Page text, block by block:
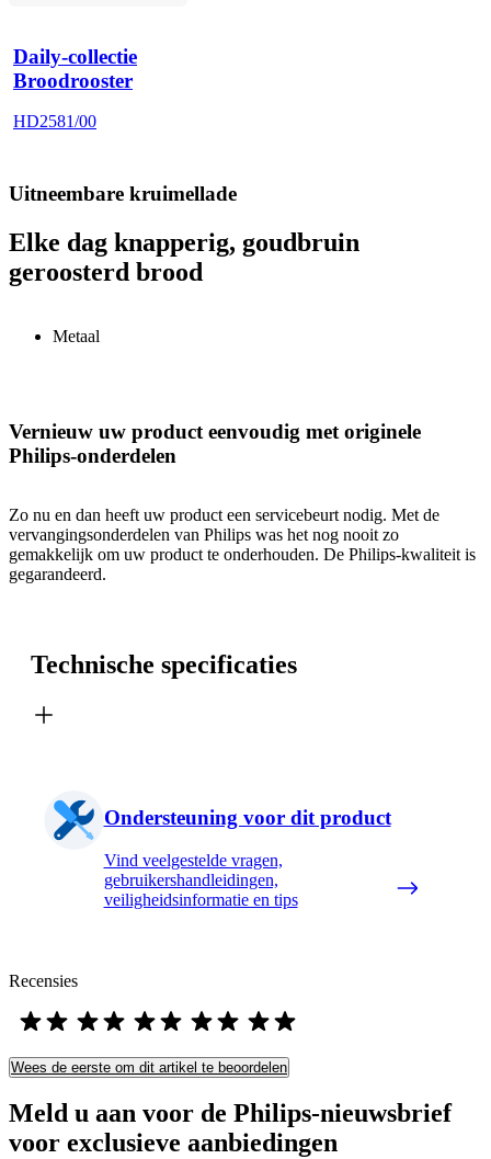
Daily-collectie
Broodrooster
HD2581/00
Uitneembare kruimellade
Elke dag knapperig, goudbruin
geroosterd brood
Metaal
Vernieuw uw product eenvoudig met originele
Philips-onderdelen
Zo nu en dan heeft uw product een servicebeurt nodig. Met de
vervangingsonderdelen van Philips was het nog nooit zo
gemakkelijk om uw product te onderhouden. De Philips-kwaliteit is
gegarandeerd.
Technische specificaties
Ondersteuning voor dit product
Vind veelgestelde vragen,
gebruikershandleidingen,
veiligheidsinformatie en tips
Recensies
Wees de eerste om dit artikel te beoordelen
Meld u aan voor de Philips-nieuwsbrief
voor exclusieve aanbiedingen